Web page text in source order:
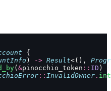
{
) -> Result<(),
( &pinocchio_token :: ID ) {
:: InvalidOwner .